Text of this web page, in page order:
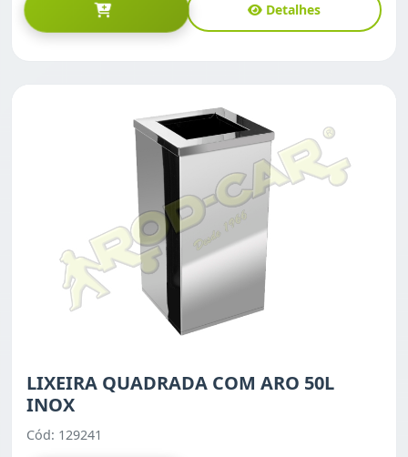
Detalhes
LIXEIRA QUADRADA COM ARO 50L
INOX
Cód: 129241